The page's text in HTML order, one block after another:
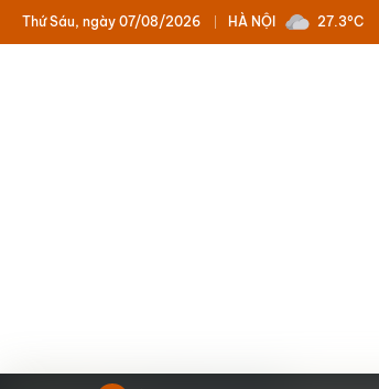
HÀ NỘI
Thứ Sáu, ngày 07/08/2026 27.3°C